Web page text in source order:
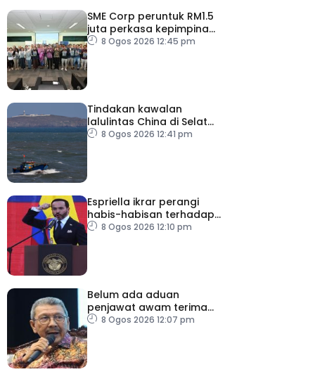
SME Corp peruntuk RM1.5
juta perkasa kepimpinan
90 PMKS
8 Ogos 2026 12:45 pm
Tindakan kawalan
lalulintas China di Selat
Taiwan ‘tidak masuk akal’
8 Ogos 2026 12:41 pm
Espriella ikrar perangi
habis-habisan terhadap
pengganas narkotik
8 Ogos 2026 12:10 pm
Belum ada aduan
penjawat awam terima
tekanan daripada ahli
8 Ogos 2026 12:07 pm